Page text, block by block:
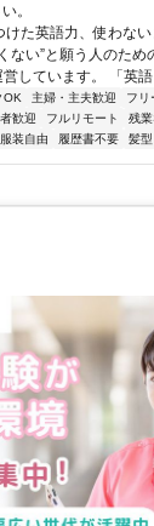
。
た英語力、使わな
ない”と願う人のため
しています。 「英
OK 主婦・主夫歓迎 フリ
歓迎 フルリモート 残業
服装自由 履歴書不要 髪